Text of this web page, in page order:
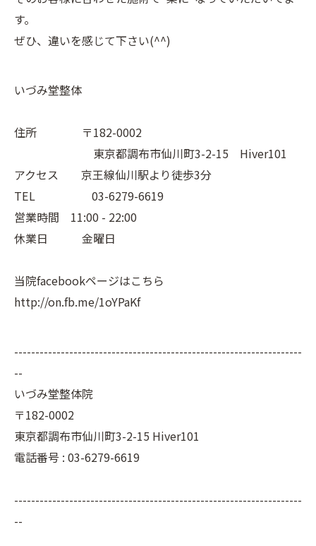
す。
ぜひ、違いを感じて下さい(^^)
いづみ堂整体
住所 〒182-0002
東京都調布市仙川町3-2-15 Hiver101
アクセス 京王線仙川駅より徒歩3分
TEL 03-6279-6619
営業時間 11:00 - 22:00
休業日 金曜日
当院facebookページはこちら
http://on.fb.me/1oYPaKf
--------------------------------------------------------------------
--
いづみ堂整体院
〒182-0002
東京都調布市仙川町3-2-15 Hiver101
電話番号 : 03-6279-6619
--------------------------------------------------------------------
--